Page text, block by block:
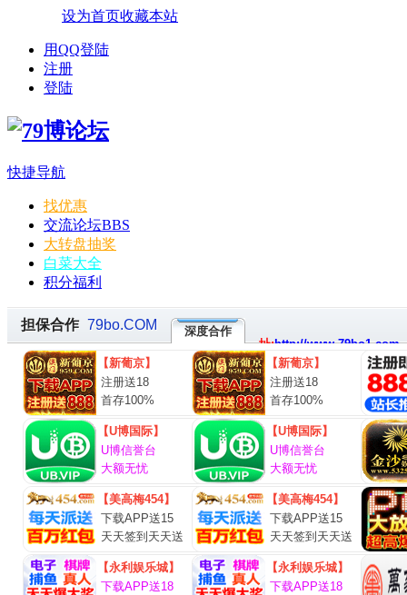
设为首页收藏本站
用QQ登陆
注册
登陆
快捷导航
找优惠
交流论坛BBS
大转盘抽奖
白菜大全
积分福利